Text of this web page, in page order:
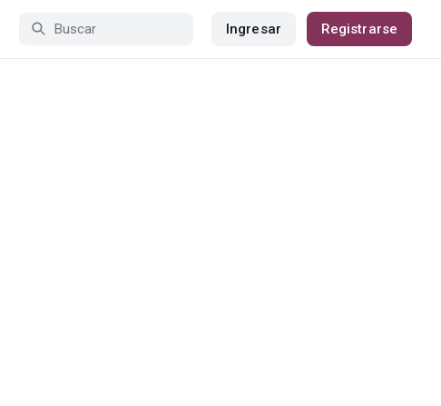
Ingresar Registrarse